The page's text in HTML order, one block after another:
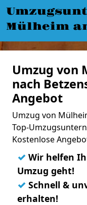
Mülheim
Umzug von
nach
Angebot
Umzug von
Top-
Kostenlose
✓ Wir helfen
Umzug geht!
✓ Schnell &
erhalten!